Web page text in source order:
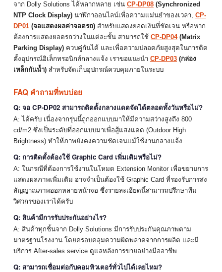
จาก Dolly Solutions ได้หลากหลาย เช่น CP-DP08 (Synchronized
NTP Clock Display) นาฬิกาออนไลน์เพื่อความแม่นยำของเวลา, CP-
DP01 (จอแสดงผลค่าจอดรถ) สำหรับแสดงยอดเงินที่ชัดเจน หรือหาก
ต้องการแสดงยอดรถว่างในแต่ละชั้น สามารถใช้ CP-DP04(Matrix
Parking Display) ควบคู่กันได้ และเพื่อความปลอดภัยสูงสุดในการติด
ตั้งอุปกรณ์อิเล็กทรอนิกส์กลางแจ้ง เราขอแนะนำ CP-DP03 (กล่อง
เหล็กกันน้ำ) สำหรับจัดเก็บอุปกรณ์ควบคุมภายในระบบ
FAQ คำถามที่พบบ่อย
Q: จอ CP-DP02 สามารถติดตั้งกลางแดดจัดได้ตลอดทั้งวันหรือไม่?
A: ได้ครับ เนื่องจากรุ่นนี้ถูกออกแบบมาให้มีความสว่างสูงถึง 800
cd/m2 ซึ่งเป็นระดับที่ออกแบบมาเพื่อสู้แสงแดด (Outdoor High
Brightness) ทำให้ภาพยังคงความชัดเจนแม้ใช้งานกลางแจ้ง
Q: การติดตั้งต้องใช้ Graphic Card เพิ่มเติมหรือไม่?
A: ในกรณีที่ต้องการใช้งานในโหมด Extension Monitor เพื่อขยายการ
แสดงผลภาพเพิ่มเติม อาจจำเป็นต้องใช้ Graphic Card ที่รองรับการส่ง
สัญญาณภาพออกหลายหน้าจอ ซึ่งรายละเอียดนี้สามารถปรึกษาทีม
วิศวกรของเราได้ครับ
Q: สินค้ามีการรับประกันอย่างไร?
A: สินค้าทุกชิ้นจาก Dolly Solutions มีการรับประกันคุณภาพตาม
มาตรฐานโรงงาน โดยครอบคลุมความผิดพลาดจากการผลิต และมี
บริการ After-sales service ดูแลหลังการขายอย่างมืออาชีพ
Q: สามารถเชื่อมต่อกับคอมพิวเตอร์ทั่วไปได้เลยไหม?